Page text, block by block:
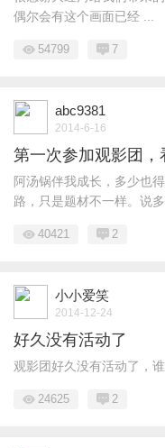
偶尔会有这个画面已经 ...
54799 7
abc9381
2014-6-16
第一次参加观影团，
阿汤锅伴我成长，多少也
路，只是题材不一样。说多
40421 2
小小爱笑
2014-12-24
好久没有活动了
观影团好久没有活动了，
24625 2